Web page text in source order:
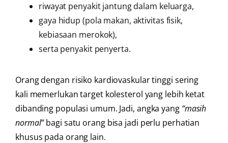
riwayat penyakit jantung dalam keluarga,
gaya hidup (pola makan, aktivitas fisik,
kebiasaan merokok),
serta penyakit penyerta.
Orang dengan risiko kardiovaskular tinggi sering
kali memerlukan target kolesterol yang lebih ketat
dibanding populasi umum. Jadi, angka yang “masih
normal”bagi satu orang bisa jadi perlu perhatian
khusus pada orang lain.